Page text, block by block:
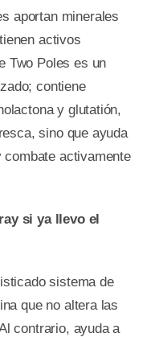
aportan minerales
activos
Two Poles es un
contiene
y glutatión,
sino que ayuda
activamente
si ya llevo el
sistema de
que no altera las
contrario, ayuda a